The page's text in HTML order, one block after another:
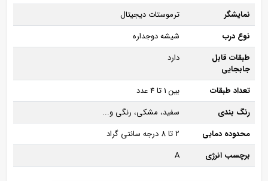
نمایشگر
ترموستات دیجیتال
نوع درب
شیشه دوجداره
طبقات قابل
جابجایی
دارد
تعداد طبقات
بین 1 تا 4 عدد
رنگ بندی
سفید، مشکی، رنگی و...
محدوده دمایی
2 تا 8 درجه سانتی گراد
برچسب انرژی
A